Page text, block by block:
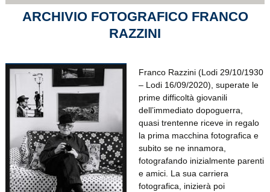
ARCHIVIO FOTOGRAFICO FRANCO
RAZZINI
Franco Razzini (Lodi 29/10/1930
– Lodi 16/09/2020), superate le
prime difficoltà giovanili
dell’immediato dopoguerra,
quasi trentenne riceve in regalo
la prima macchina fotografica e
subito se ne innamora,
fotografando inizialmente parenti
e amici. La sua carriera
fotografica, inizierà poi